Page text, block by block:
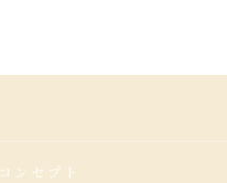
コンセプト